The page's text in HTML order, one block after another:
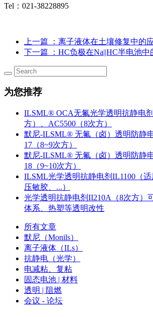
Tel：021-38228895
上一篇
：离子液体在土壤修复中的
下一篇
：HC负极在Na||HC半电池
为您推荐
ILSML® OCA无氟光学透明抗静电
方）、AC5500（8次方）
默尼-ILSML® 无氟（卤）透明防静
17（8~9次方）
默尼-ILSML® 无氟（卤）透明防静
18（9~10次方）
ILSML光学透明抗静电剂IL1100（适
压敏胶、...）
光学透明抗静电剂II210A（8次方）
体系、热塑等透明改性
所有文章
默尼（Monils）
离子液体（ILs）
抗静电（光学）
电减粘、复粘
固态电池 | 材料
透明 | 阻燃
会议 - 论坛